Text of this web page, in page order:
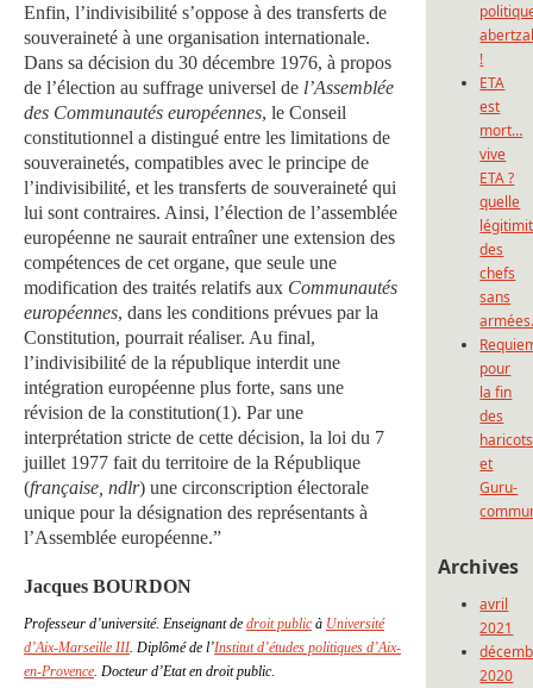
Enfin, l’indivisibilité s’oppose à des transferts de
souveraineté à une organisation internationale.
Dans sa décision du 30 décembre 1976, à propos
de l’élection au suffrage universel de l’Assemblée
des Communautés européennes, le Conseil
constitutionnel a distingué entre les limitations de
souverainetés, compatibles avec le principe de
l’indivisibilité, et les transferts de souveraineté qui
lui sont contraires. Ainsi, l’élection de l’assemblée
européenne ne saurait entraîner une extension des
compétences de cet organe, que seule une
modification des traités relatifs aux Communautés
européennes, dans les conditions prévues par la
Constitution, pourrait réaliser. Au final,
l’indivisibilité de la république interdit une
intégration européenne plus forte, sans une
révision de la constitution(1). Par une
interprétation stricte de cette décision, la loi du 7
juillet 1977 fait du territoire de la République
(française, ndlr) une circonscription électorale
unique pour la désignation des représentants à
l’Assemblée européenne.”
Jacques BOURDON
Professeur d’université. Enseignant de droit publicà Université
d’Aix-Marseille III. Diplômé de l’Institut d’études politiques d’Aix-
en-Provence. Docteur d’Etat en droit public.
!
ETA
est
mort…
vive
ETA ?
quelle
des
chefs
sans
pour
la fin
des
et
Guru-
Archives
avril
2021
2020